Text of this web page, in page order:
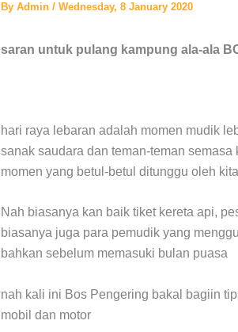
By Admin / Wednesday, 8 January 2020
saran untuk pulang kampung ala-ala
hari raya lebaran adalah momen mudik
sanak saudara dan teman-teman
momen yang betul-betul ditunggu oleh
Nah biasanya kan baik tiket kereta api,
biasanya juga para pemudik yang
bahkan sebelum memasuki bulan puasa
nah kali ini Bos Pengering bakal bagiin
mobil dan motor